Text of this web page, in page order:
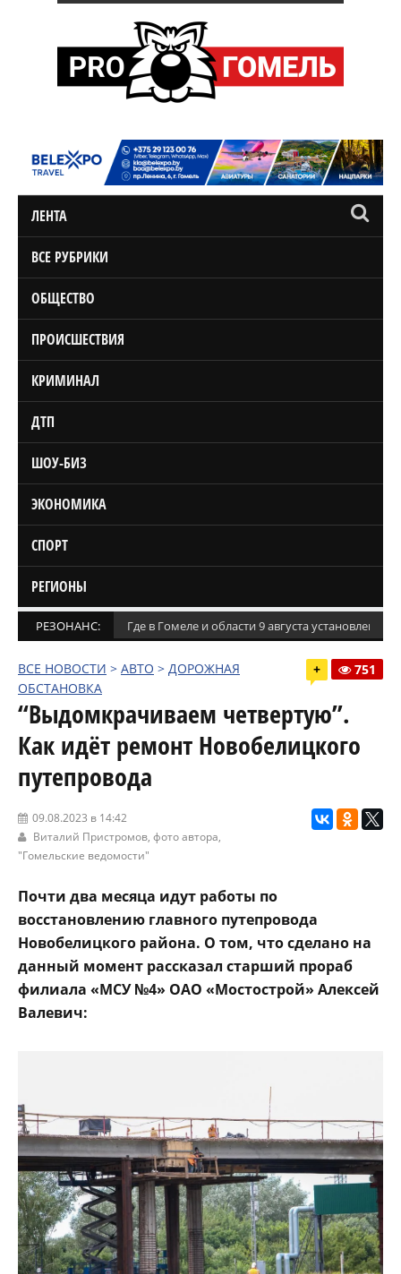
ЛЕНТА
ВСЕ РУБРИКИ
ОБЩЕСТВО
ПРОИСШЕСТВИЯ
КРИМИНАЛ
ДТП
ШОУ-БИЗ
ЭКОНОМИКА
СПОРТ
РЕГИОНЫ
РЕЗОНАНС: Где в Гомеле и области 9 августа установлены
ВСЕ НОВОСТИ > АВТО > ДОРОЖНАЯ
ОБСТАНОВКА
+ 751
“Выдомкрачиваем четвертую”.
Как идёт ремонт Новобелицкого
путепровода
09.08.2023 в 14:42
Виталий Пристромов, фото автора,
"Гомельские ведомости"
Почти два месяца идут работы по
восстановлению главного путепровода
Новобелицкого района. О том, что сделано на
данный момент рассказал старший прораб
филиала «МСУ №4» ОАО «Мостострой» Алексей
Валевич: